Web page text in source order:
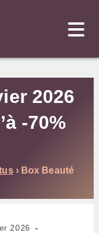
2026
-70%
› Box Beauté
2026